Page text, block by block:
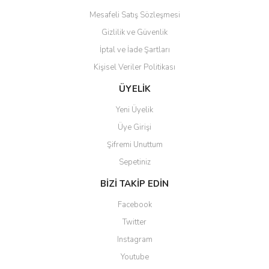
Gönder
Mesafeli Satış Sözleşmesi
Gizlilik ve Güvenlik
İptal ve İade Şartları
Kişisel Veriler Politikası
ÜYELİK
Yeni Üyelik
Üye Girişi
Şifremi Unuttum
Sepetiniz
BİZİ TAKİP EDİN
Facebook
Twitter
Instagram
Youtube